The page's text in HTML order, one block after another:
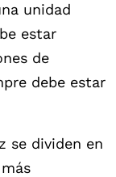
unidad
estar
de
debe estar
se dividen en